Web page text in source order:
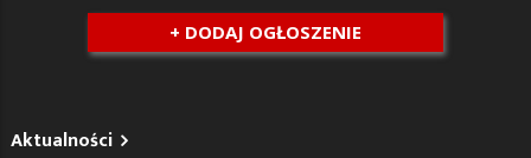
+ DODAJ OGŁOSZENIE
Aktualności